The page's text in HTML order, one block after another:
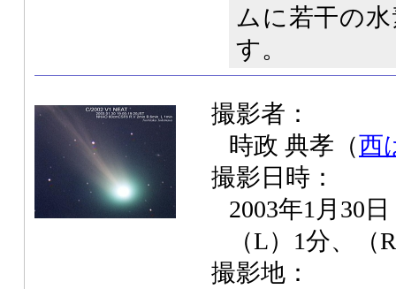
ムに若干の
す。
撮影者：
時政 典孝（西
撮影日時：
2003年1月30
（L）1分、（
撮影地：